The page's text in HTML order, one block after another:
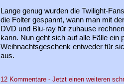
Lange genug wurden die Twilight-
die Folter gespannt, wann man mit der
DVD und Blu-ray für zuhause rechnen
kann. Nun geht sich auf alle Fälle ein
Weihnachtsgeschenk entweder für
aus.
12 Kommentare - Jetzt einen weiteren